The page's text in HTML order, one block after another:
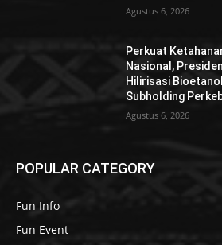
Agustus 6, 2026
Perkuat
Nasional,
Hilirisasi
Subholding
Agustus 6, 2026
POPULAR CATEGORY
Fun Info
Fun Event